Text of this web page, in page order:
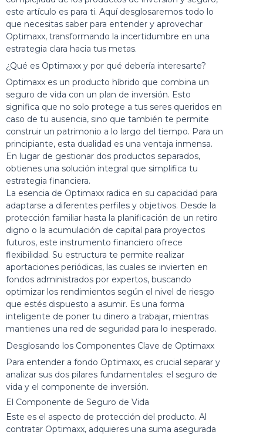
este artículo es para ti. Aquí desglosaremos todo lo
que necesitas saber para entender y aprovechar
Optimaxx, transformando la incertidumbre en una
estrategia clara hacia tus metas.
¿Qué es Optimaxx y por qué debería interesarte?
Optimaxx es un producto híbrido que combina un
seguro de vida con un plan de inversión. Esto
significa que no solo protege a tus seres queridos en
caso de tu ausencia, sino que también te permite
construir un patrimonio a lo largo del tiempo. Para un
principiante, esta dualidad es una ventaja inmensa.
En lugar de gestionar dos productos separados,
obtienes una solución integral que simplifica tu
estrategia financiera.
La esencia de Optimaxx radica en su capacidad para
adaptarse a diferentes perfiles y objetivos. Desde la
protección familiar hasta la planificación de un retiro
digno o la acumulación de capital para proyectos
futuros, este instrumento financiero ofrece
flexibilidad. Su estructura te permite realizar
aportaciones periódicas, las cuales se invierten en
fondos administrados por expertos, buscando
optimizar los rendimientos según el nivel de riesgo
que estés dispuesto a asumir. Es una forma
inteligente de poner tu dinero a trabajar, mientras
mantienes una red de seguridad para lo inesperado.
Desglosando los Componentes Clave de Optimaxx
Para entender a fondo Optimaxx, es crucial separar y
analizar sus dos pilares fundamentales: el seguro de
vida y el componente de inversión.
El Componente de Seguro de Vida
Este es el aspecto de protección del producto. Al
contratar Optimaxx, adquieres una suma asegurada